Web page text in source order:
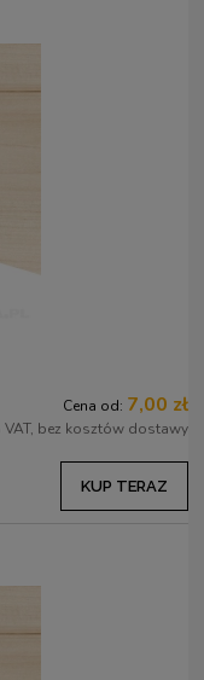
Cena od: 7,00 zł
VAT, bez kosztów dostawy
KUP TERAZ